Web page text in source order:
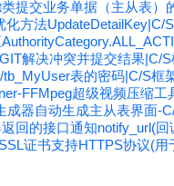
提交业务单据（主从表）
化方法UpdateDetailKey|C/
解决冲突并提交结果|C/
tb_MyUser表的密码|C/S框
FFMpeg超级视频压缩工
成器自动生成主从表界面-
回的接口通知notify_url(
证书支持HTTPS协议(